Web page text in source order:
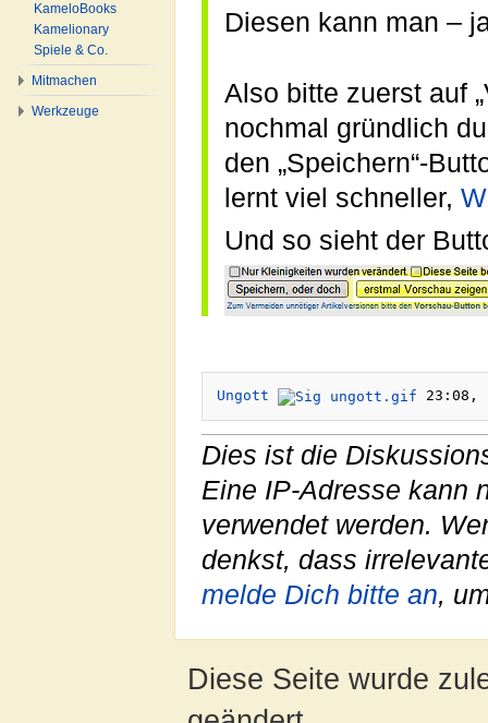
Diesen kann man –
Also bitte zuerst auf
nochmal gründlich
den „Speichern“-
lernt viel schneller,
Und so sieht der
Ungott
Dies ist die
Eine IP-Adresse kann
verwendet werden.
denkst, dass
melde Dich bitte an,
KameloBooks
Kamelionary
Spiele & Co.
Mitmachen
Werkzeuge
Diese Seite wurde